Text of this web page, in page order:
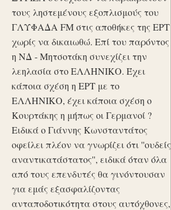
τους ληστεμένους εξοπλισμούς του
ΓΛΥΦΑΔΑ FM στις αποθήκες της ΕΡΤ
χωρίς να δικαιωθώ. Επί του παρόντος
η ΝΔ - Μητσοτάκη συνεχίζει την
λεηλασία στο ΕΛΛΗΝΙΚΟ. Έχει
κάποια σχέση η ΕΡΤ με το
ΕΛΛΗΝΙΚΟ, έχει κάποια σχέση ο
Κουρτάκης η μήπως οι Γερμανοί ?
Ειδικά ο Γιάννης Κωνσταντάτος
οφείλει πλέον να γνωρίζει ότι ''ουδείς
αναντικατάστατος'', ειδικά όταν όλα
από τους επενδυτές θα γινόντουσαν
για εμάς εξασφαλίζοντας
ανταποδοτικότητα στους αυτόχθονες,